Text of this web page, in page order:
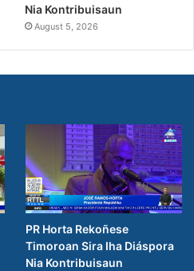
Nia Kontribuisaun
August 5, 2026
PR Horta Rekoñese
Timoroan Sira Iha Diáspora
Nia Kontribuisaun